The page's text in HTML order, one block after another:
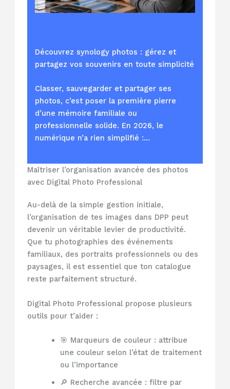
Découvrez synology photos : gérez et
partagez vos souvenirs en toute simplicité
Classer, sauvegarder et partager ses
photos, c’est poser la première pierre
d’une mémoire familiale ou
professionnelle solide. En 2026, le
numérique n’a rien simplifié :…
Maîtriser l’organisation avancée des photos
avec Digital Photo Professional
Au-delà de la simple gestion initiale,
l’organisation de tes images dans DPP peut
devenir un véritable levier de productivité.
Que tu photographies des événements
familiaux, des portraits professionnels ou des
paysages, il est essentiel que ton catalogue
reste parfaitement structuré.
Digital Photo Professional propose plusieurs
outils pour t’aider :
🎯 Marqueurs de couleur : attribue
une couleur selon l’état de traitement
ou l’importance
🔎 Recherche avancée : filtre par